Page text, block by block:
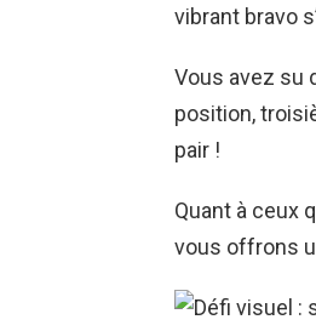
vibrant bravo
Vous avez su
position,
pair !
Quant à ceux
vous offrons